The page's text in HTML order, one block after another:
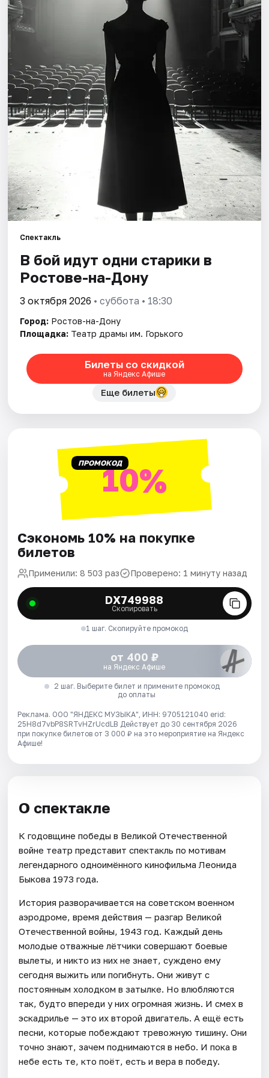
Города
Площадки
Артисты
Рейтинги
Спектакль
В бой идут одни старики в
Ростове-на-Дону
3 октября 2026 • суббота • 18:30
Город: Ростов-на-Дону
Площадка: Театр драмы им. Горького
Билеты со скидкой
на Яндекс Афише
Еще билеты
ПРОМОКОД10%
Сэкономь 10% на покупке
билетов
Применили: 8 503 раз Проверено: 1 минуту назад
DX749988
Скопировать
1 шаг. Скопируйте промокод
от 400 ₽
на Яндекс Афише
2 шаг. Выберите билет и примените промокод
до оплаты
Реклама. ООО "ЯНДЕКС МУЗЫКА", ИНН: 9705121040 erid:
25H8d7vbP8SRTvHZrUcdLB Действует до 30 сентября 2026
при покупке билетов от 3 000 ₽ на это мероприятие на Яндекс
Афише!
О спектакле
К годовщине победы в Великой Отечественной
войне театр представит спектакль по мотивам
легендарного одноимённого кинофильма Леонида
Быкова 1973 года.
История разворачивается на советском военном
аэродроме, время действия — разгар Великой
Отечественной войны, 1943 год. Каждый день
молодые отважные лётчики совершают боевые
вылеты, и никто из них не знает, суждено ему
сегодня выжить или погибнуть. Они живут с
постоянным холодком в затылке. Но влюбляются
так, будто впереди у них огромная жизнь. И смех в
эскадрилье — это их второй двигатель. А ещё есть
песни, которые побеждают тревожную тишину. Они
точно знают, зачем поднимаются в небо. И пока в
небе есть те, кто поёт, есть и вера в победу.